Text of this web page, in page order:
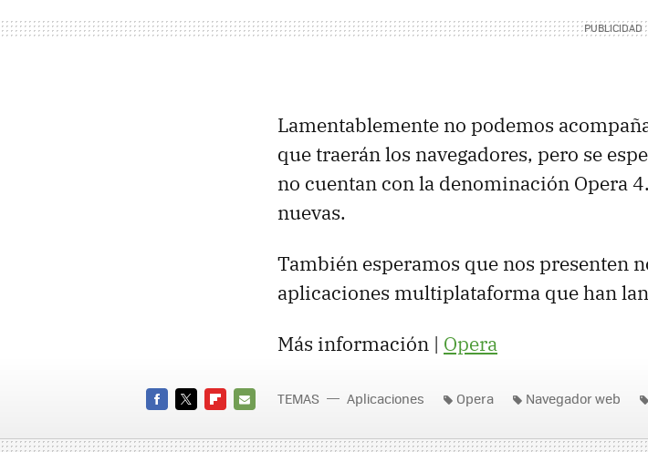
Lamentablemente no podemos
que traerán los navegadores, pero se
no cuentan con la denominación Opera
nuevas.
También esperamos que nos presenten
aplicaciones multiplataforma que han
Más información | Opera
MAIL
TEMAS Aplicaciones Opera Navegador web